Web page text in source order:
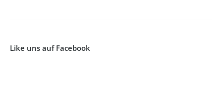
Like uns auf Facebook